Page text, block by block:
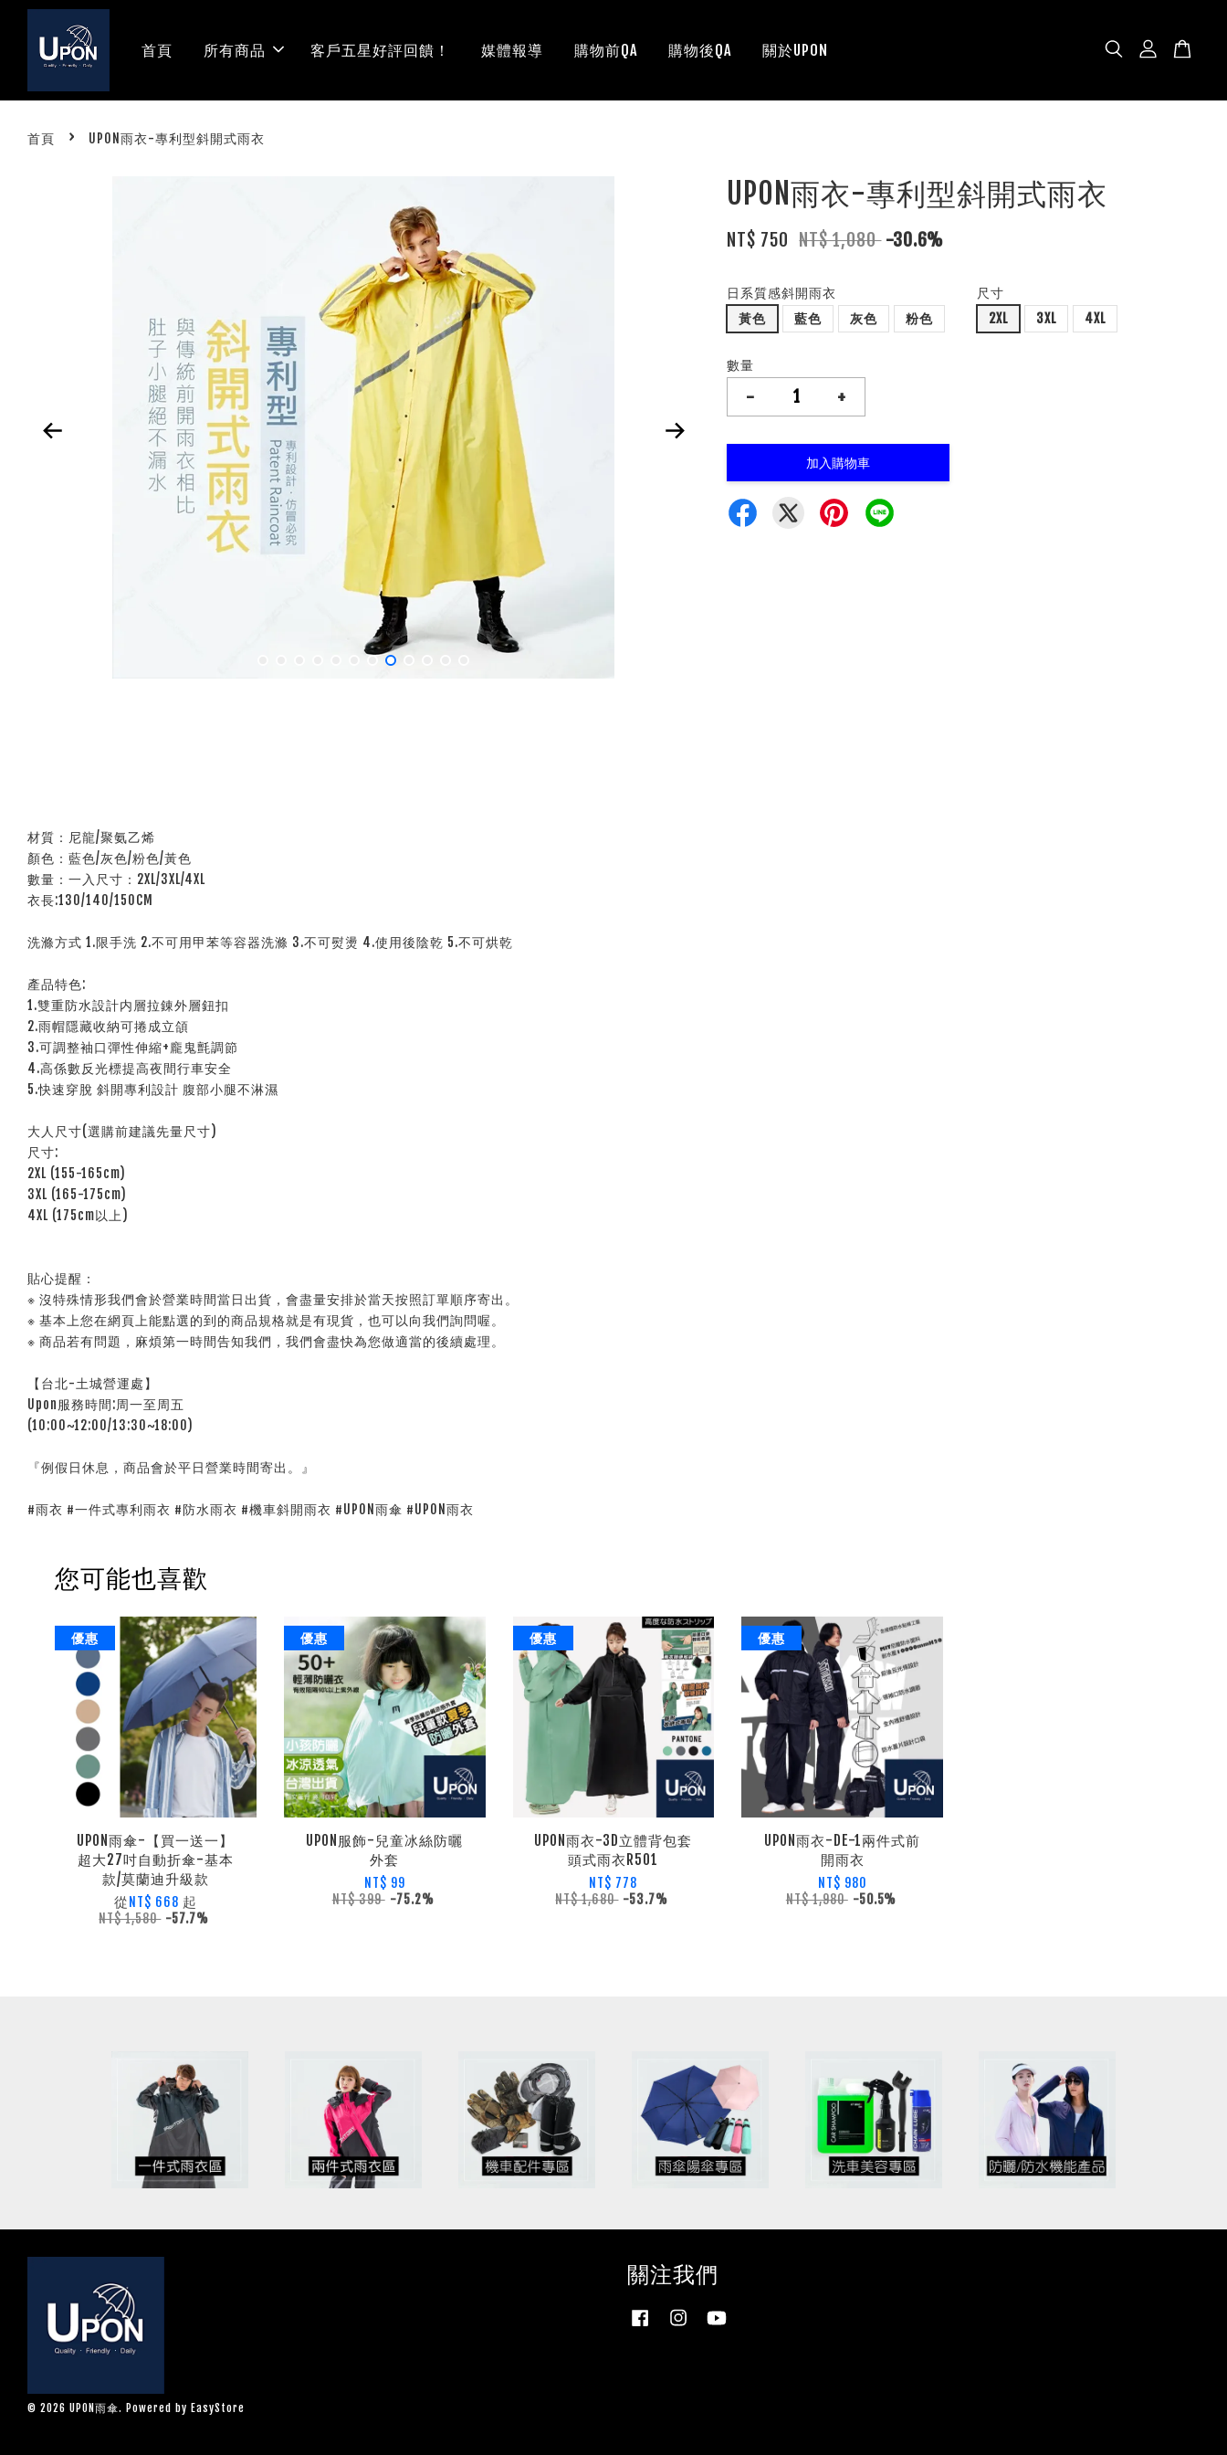
首頁 所有商品 客戶五星好評回饋！ 媒體報導 購物前QA 購物後QA 關於UPON
首頁 › UPON雨衣-專利型斜開式雨衣
UPON雨衣-專利型斜開式雨衣
NT$ 750 NT$ 1,080 -30.6%
日系質感斜開雨衣
黃色
藍色 灰色 粉色
尺寸
2XL
3XL 4XL
數量
- +
加入購物車
材質：尼龍/聚氨乙烯
顏色：藍色/灰色/粉色/黃色
數量：一入尺寸：2XL/3XL/4XL
衣長:130/140/150CM
洗滌方式 1.限手洗 2.不可用甲苯等容器洗滌 3.不可熨燙 4.使用後陰乾 5.不可烘乾
產品特色:
1.雙重防水設計内層拉錬外層鈕扣
2.雨帽隱藏收納可捲成立頜
3.可調整袖口彈性伸縮+龐鬼氈調節
4.高係數反光標提高夜間行車安全
5.快速穿脫 斜開專利設計 腹部小腿不淋濕
大人尺寸(選購前建議先量尺寸)
尺寸:
2XL (155-165cm)
3XL (165-175cm)
4XL (175cm以上)
貼心提醒：
※ 沒特殊情形我們會於營業時間當日出貨，會盡量安排於當天按照訂單順序寄出。
※ 基本上您在網頁上能點選的到的商品規格就是有現貨，也可以向我們詢問喔。
※ 商品若有問題，麻煩第一時間告知我們，我們會盡快為您做適當的後續處理。
【台北-土城營運處】
Upon服務時間:周一至周五
(10:00~12:00/13:30~18:00)
『例假日休息，商品會於平日營業時間寄出。』
#雨衣 #一件式專利雨衣 #防水雨衣 #機車斜開雨衣 #UPON雨傘 #UPON雨衣
您可能也喜歡
優惠
UPON雨傘-【買一送一】
超大27吋自動折傘-基本
款/莫蘭迪升級款
從 NT$ 668 起
NT$ 1,580 -57.7%
優惠
UPON服飾-兒童冰絲防曬
外套
NT$ 99
NT$ 399 -75.2%
優惠
UPON雨衣-3D立體背包套
頭式雨衣R501
NT$ 778
NT$ 1,680 -53.7%
優惠
UPON雨衣-DE-1兩件式前
開雨衣
NT$ 980
NT$ 1,980 -50.5%
© 2026 UPON雨傘. Powered by EasyStore
關注我們
Facebook Instagram